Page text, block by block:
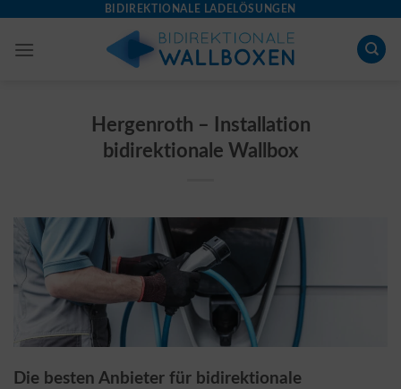
content
BIDIREKTIONALE LADELÖSUNGEN
Hergenroth – Installation
bidirektionale Wallbox
Die besten Anbieter für bidirektionale